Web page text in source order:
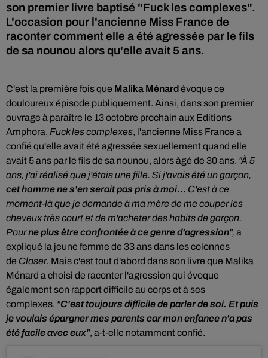
son premier livre baptisé "Fuck les complexes".
L'occasion pour l'ancienne Miss France de
raconter comment elle a été agressée par le fils
de sa nounou alors qu'elle avait 5 ans.
C'est la première fois que Malika Ménardévoque ce
douloureux épisode publiquement. Ainsi, dans son premier
ouvrage à paraître le 13 octobre prochain aux Editions
Amphora, Fuck les complexes, l'ancienne Miss France a
confié qu'elle avait été agressée sexuellement quand elle
avait 5 ans par le fils de sa nounou, alors âgé de 30 ans. "À 5
ans, j'ai réalisé que j'étais une fille. Si j'avais été un garçon,
cet homme ne s'en serait pas pris à moi… C'est à ce
moment-là que je demande à ma mère de me couper les
cheveux très court et de m'acheter des habits de garçon.
Pourne plus être confrontée à ce genre d'agression", a
expliqué la jeune femme de 33 ans dans les colonnes
de Closer. Mais c'est tout d'abord dans son livre que Malika
Ménard a choisi de raconter l'agression qui évoque
également son rapport difficile au corps et à ses
complexes. "C'est toujours difficile de parler de soi. Et puis
je voulais épargner mes parents car mon enfance n'a pas
été facile avec eux", a-t-elle notamment confié.